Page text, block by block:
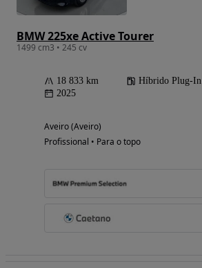
BMW 225xe Active Tourer
1499 cm3 • 245 cv
18 833 km Híbrido Plug-In
2025
Aveiro (Aveiro)
Profissional • Para o topo